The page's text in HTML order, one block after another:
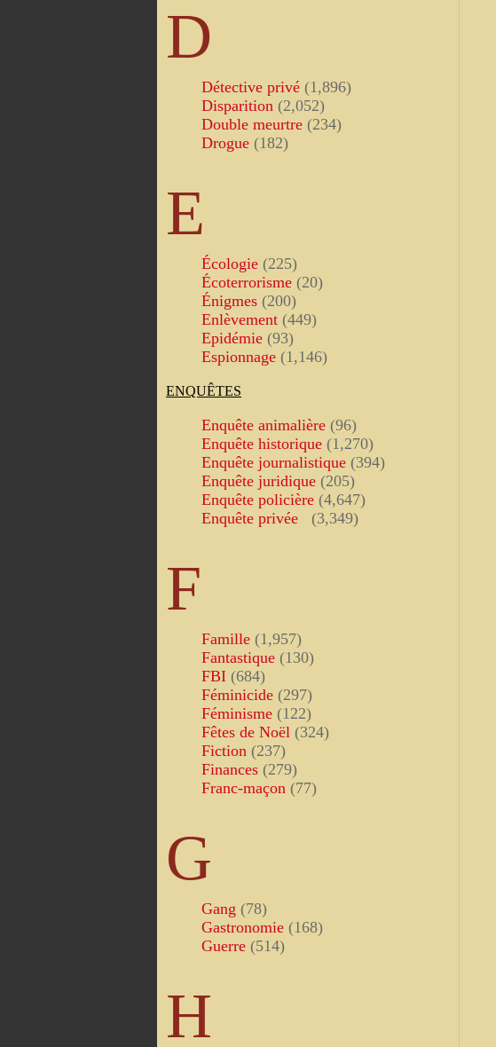
D
Détective privé (1,896)
Disparition (2,052)
Double meurtre (234)
Drogue (182)
E
Écologie (225)
Écoterrorisme (20)
Énigmes (200)
Enlèvement (449)
Epidémie (93)
Espionnage (1,146)
ENQUÊTES
Enquête animalière (96)
Enquête historique (1,270)
Enquête journalistique (394)
Enquête juridique (205)
Enquête policière (4,647)
Enquête privée
(3,349)
F
Famille (1,957)
Fantastique (130)
FBI (684)
Féminicide (297)
Féminisme (122)
Fêtes de Noël (324)
Fiction (237)
Finances (279)
Franc-maçon (77)
G
Gang (78)
Gastronomie (168)
Guerre (514)
H